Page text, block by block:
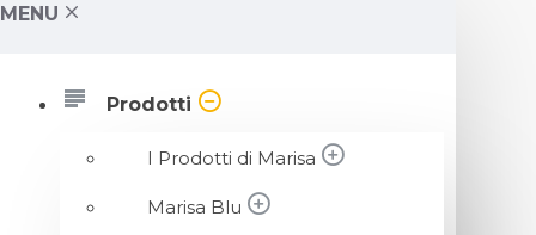
MENU
Prodotti
I Prodotti di Marisa
Marisa Blu